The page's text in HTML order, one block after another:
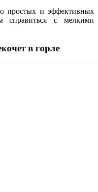
простых и эффективных
справиться с мелкими
в горле